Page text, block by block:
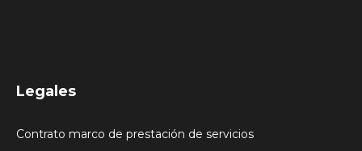
Legales
Contrato marco de prestación de servicios